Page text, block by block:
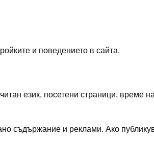
и поведението в сайта.
език, посетени страници, време
съдържание и реклами. Ако